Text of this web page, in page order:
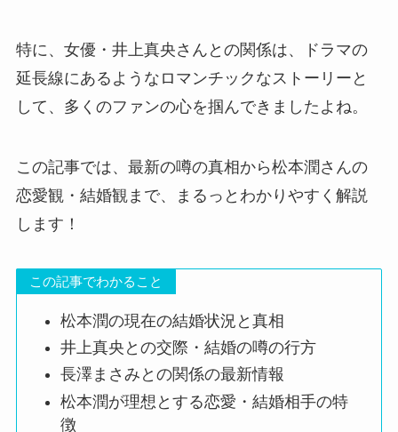
特に、女優・井上真央さんとの関係は、ドラマの
延長線にあるようなロマンチックなストーリーと
して、多くのファンの心を掴んできましたよね。
この記事では、最新の噂の真相から松本潤さんの
恋愛観・結婚観まで、まるっとわかりやすく解説
します！
この記事でわかること
松本潤の現在の結婚状況と真相
井上真央との交際・結婚の噂の行方
長澤まさみとの関係の最新情報
松本潤が理想とする恋愛・結婚相手の特
徴